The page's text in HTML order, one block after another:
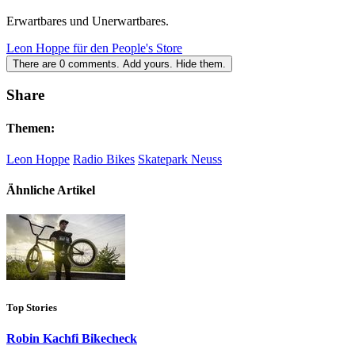
Erwartbares und Unerwartbares.
Leon Hoppe für den People's Store
There are 0 comments. Add yours. Hide them.
Share
Themen:
Leon Hoppe Radio Bikes Skatepark Neuss
Ähnliche Artikel
Top Stories
Robin Kachfi Bikecheck